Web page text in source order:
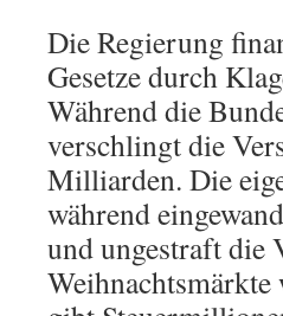
Die Regierung
Gesetze durch
Während die
verschlingt die
Milliarden. Die
während
und ungestraft die
Weihnachtsmärkte